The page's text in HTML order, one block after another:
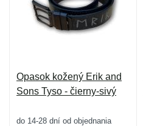
Opasok kožený Erik and
Sons Tyso - čierny-sivý
do 14-28 dní od objednania